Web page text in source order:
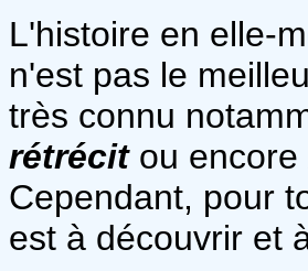
L'histoire en elle-
n'est pas le
très connu
rétrécitou encore
Cependant, pour
est à découvrir et